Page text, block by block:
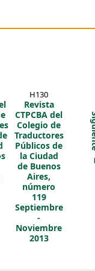
navegador de
H130
Revista
CTPCBA del
Colegio de
Traductores
Públicos de
la Ciudad
de Buenos
Aires,
número
119
Septiembre
-
Noviembre
2013